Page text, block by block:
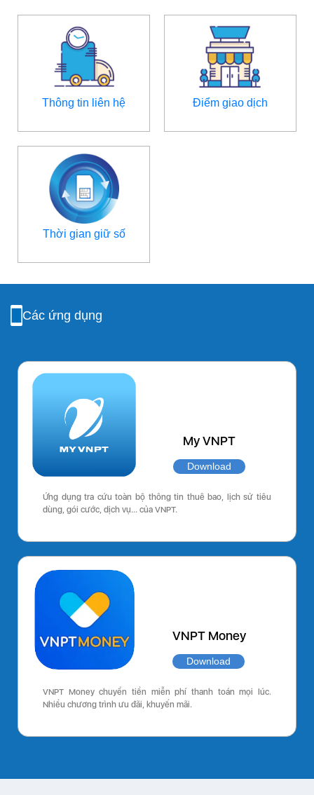
Thông tin liên hệ Điểm giao dịch
Thời gian giữ số
Các ứng dụng
My VNPT
Download
Ứng dụng tra cứu toàn bộ thông tin thuê bao, lịch sử tiêu
dùng, gói cước, dịch vụ… của VNPT.
VNPT Money
Download
VNPT Money chuyển tiền miễn phí thanh toán mọi lúc.
Nhiều chương trình ưu đãi, khuyến mãi.